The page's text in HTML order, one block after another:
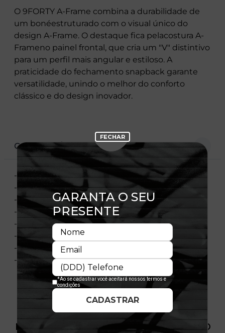
O 9FORTY A-Frame combina a durabilidade de
um bonéestruturado com o visual único do
design A-Frame. O destaque fica pelacostura A-
Frameno painel frontal, que cria um "V" distintivo
para um perfil mais angular e estiloso. A
praticidade do fechamento snapback garante
versatilidade, unindo o melhor do conforto
clássico e do design inovador.
CARACTERÍSTICAS
- Modelo Ajustável
- Aba curva
- Copa frontal estruturada
- Painel frontal único
- Flag bordada no lado esquerdo
- Importado
- Licença Oficial
- Composição:
PRODUTO SEM ESTOQUE DÍSPONÍVEL NO